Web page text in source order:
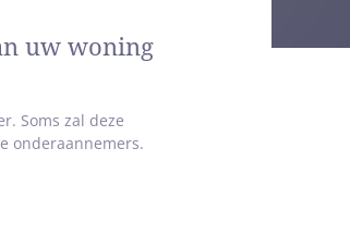
uw woning
Soms zal deze
onderaannemers.